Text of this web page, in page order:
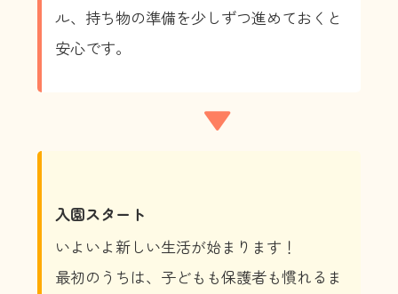
ル、持ち物の準備を少しずつ進めておくと
安心です。
▼
入園スタート
いよいよ新しい生活が始まります！
最初のうちは、子どもも保護者も慣れるま